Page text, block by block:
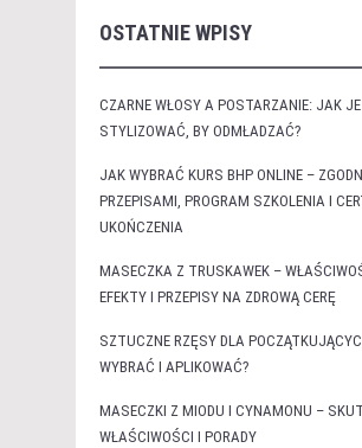
OSTATNIE WPISY
CZARNE WŁOSY A POSTARZANIE: JAK JE
STYLIZOWAĆ, BY ODMŁADZAĆ?
JAK WYBRAĆ KURS BHP ONLINE –
PRZEPISAMI, PROGRAM SZKOLENIA I
UKOŃCZENIA
MASECZKA Z TRUSKAWEK –
EFEKTY I PRZEPISY NA ZDROWĄ CERĘ
SZTUCZNE RZĘSY DLA
WYBRAĆ I APLIKOWAĆ?
MASECZKI Z MIODU I CYNAMONU –
WŁAŚCIWOŚCI I PORADY